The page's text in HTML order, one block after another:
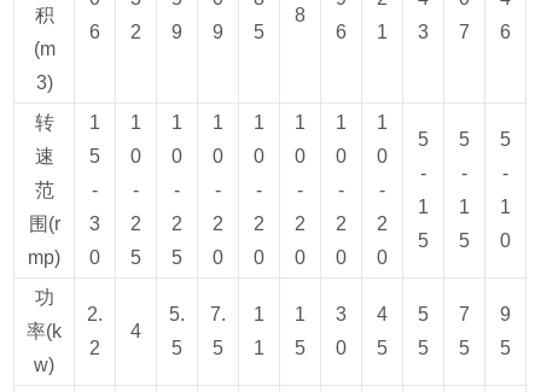
积
(m
3)
6
2
9
9
5
8
6
1
3
7
6
转
速
范
围(r
mp)
1
5
-
3
0
1
0
-
2
5
1
0
-
2
5
1
0
-
2
0
1
0
-
2
0
1
0
-
2
0
1
0
-
2
0
1
0
-
2
0
5
-
1
5
5
-
1
5
5
-
1
0
功
率(k
w)
2.
2
4
5.
5
7.
5
1
1
1
5
3
0
4
5
5
5
7
5
9
5